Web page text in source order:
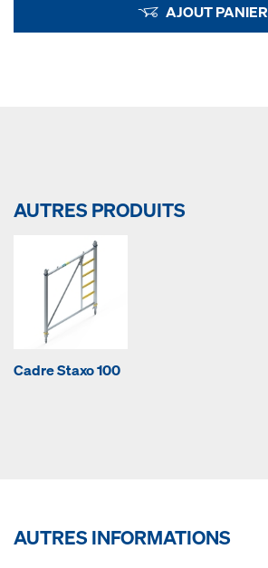
AJOUT PANIER
AUTRES PRODUITS
Cadre Staxo 100
AUTRES INFORMATIONS